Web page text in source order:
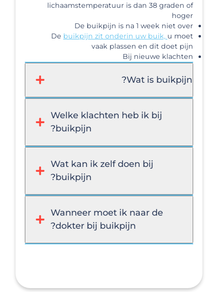
lichaamstemperatuur is dan 38 graden of
hoger
De buikpijn is na 1 week niet over
De buikpijn zit onderin uw buik, u moet
vaak plassen en dit doet pijn
Bij nieuwe klachten
Wat is buikpijn?
Welke klachten heb ik bij
buikpijn?
Wat kan ik zelf doen bij
buikpijn?
Wanneer moet ik naar de
dokter bij buikpijn?